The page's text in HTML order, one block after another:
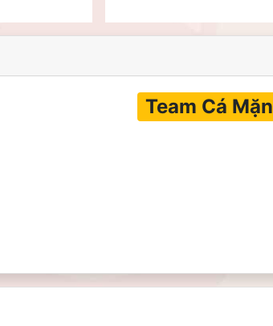
Team Cá Mặn